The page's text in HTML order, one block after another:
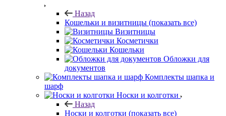
Кошельки и визитницы
Визитницы
Косметички
Кошельки
документов
шарф
Назад
Носки и колготки
Гольфины